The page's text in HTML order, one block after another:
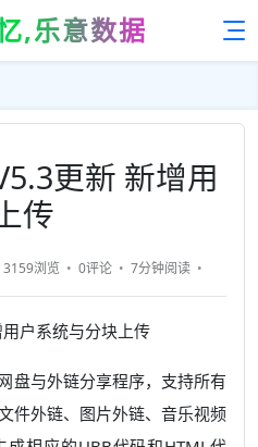
,乐意数据
更新 新增用
传
3159浏览 0评论 7分钟阅读
户系统与分块上传
盘与外链分享程序，支持所有
件外链、图片外链、音乐视频